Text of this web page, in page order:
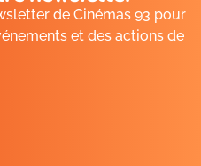
de Cinémas 93 pour
et des actions de